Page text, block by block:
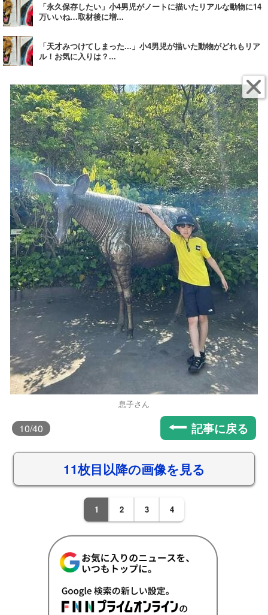
「永久保存したい」小4男児がノートに描いたリアルな動物に14
万いいね…取材後に増...
「天才みつけてしまった...」小4男児が描いた動物がどれもリア
ル！お気に入りは？...
息子さん
10/40 記事に戻る
11枚目以降の画像を見る
1 2 3 4